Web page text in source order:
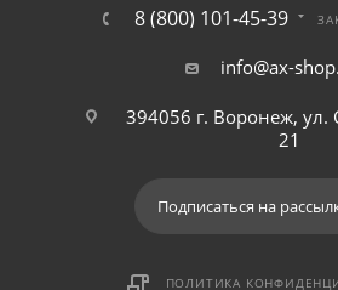
8 (800) 101-45-39
info@ax-
394056 г. Воронеж, ул.
21
Подписаться на
ПОЛИТИКА